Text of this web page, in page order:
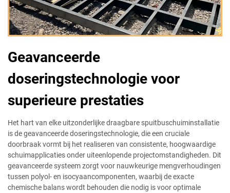
Geavanceerde
doseringstechnologie voor
superieure prestaties
Het hart van elke uitzonderlijke draagbare spuitbuschuiminstallatie
is de geavanceerde doseringstechnologie, die een cruciale
doorbraak vormt bij het realiseren van consistente, hoogwaardige
schuimapplicaties onder uiteenlopende projectomstandigheden. Dit
geavanceerde systeem zorgt voor nauwkeurige mengverhoudingen
tussen polyol- en isocyaancomponenten, waarbij de exacte
chemische balans wordt behouden die nodig is voor optimale